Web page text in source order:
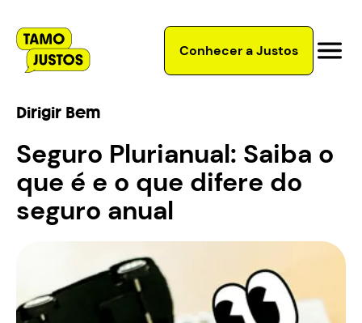
Conhecer a Justos
Dirigir Bem
Seguro Plurianual: Saiba o
que é e o que difere do
seguro anual